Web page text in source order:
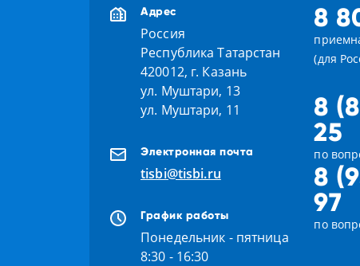
Адрес
Россия
Республика Татарстан
420012, г. Казань
ул. Муштари, 13
ул. Муштари, 11
Электронная почта
tisbi@tisbi.ru
График работы
Понедельник - пятница
8:30 - 16:30
8
(для
8
25
по
8
97
по